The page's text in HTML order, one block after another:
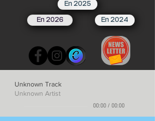
En 2025
En 2026 En 2024
Unknown Track
Unknown Artist
00:00/ 00:00